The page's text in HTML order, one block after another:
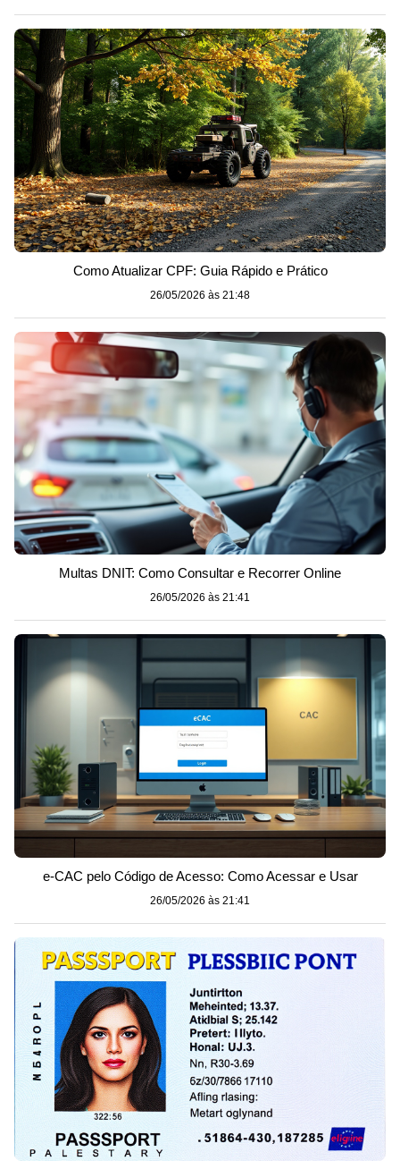
Como Atualizar CPF: Guia Rápido e Prático
26/05/2026 às 21:48
Multas DNIT: Como Consultar e Recorrer Online
26/05/2026 às 21:41
e-CAC pelo Código de Acesso: Como Acessar e Usar
26/05/2026 às 21:41